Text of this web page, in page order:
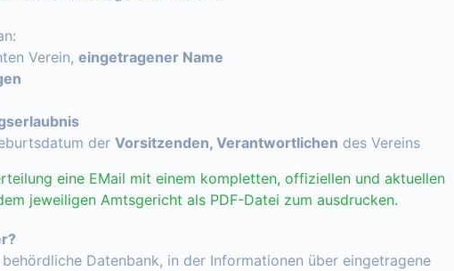
Verein, eingetragener Name
der Vorsitzenden, Verantwortlichen des Vereins
eine EMail mit einem kompletten, offiziellen und aktuellen
jeweiligen Amtsgericht als PDF-Datei zum ausdrucken.
Datenbank, in der Informationen über eingetragene